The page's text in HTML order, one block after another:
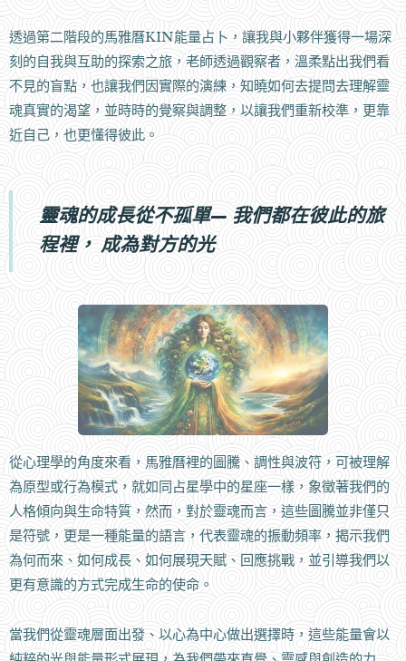
透過第二階段的馬雅曆KIN能量占卜，讓我與小夥伴獲得一場深
刻的自我與互助的探索之旅，老師透過觀察者，溫柔點出我們看
不見的盲點，也讓我們因實際的演練，知曉如何去提問去理解靈
魂真實的渴望，並時時的覺察與調整，以讓我們重新校準，更靠
近自己，也更懂得彼此。
靈魂的成長從不孤單— 我們都在彼此的旅
程裡， 成為對方的光
從心理學的角度來看，馬雅曆裡的圖騰、調性與波符，可被理解
為原型或行為模式，就如同占星學中的星座一樣，象徵著我們的
人格傾向與生命特質，然而，對於靈魂而言，這些圖騰並非僅只
是符號，更是一種能量的語言，代表靈魂的振動頻率，揭示我們
為何而來、如何成長、如何展現天賦、回應挑戰，並引導我們以
更有意識的方式完成生命的使命。
當我們從靈魂層面出發、以心為中心做出選擇時，這些能量會以